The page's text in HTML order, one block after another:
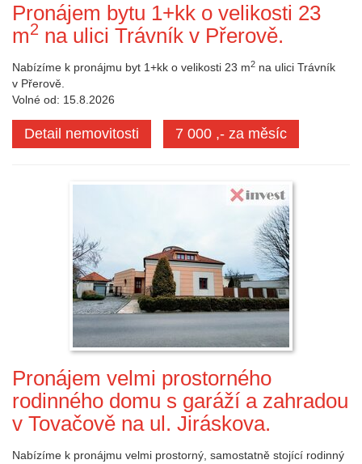
Pronájem bytu 1+kk o velikosti 23
m2 na ulici Trávník v Přerově.
Nabízíme k pronájmu byt 1+kk o velikosti 23 m2 na ulici Trávník
v Přerově.
Volné od: 15.8.2026
Detail nemovitosti 7 000 ,- za měsíc
Pronájem velmi prostorného
rodinného domu s garáží a zahradou
v Tovačově na ul. Jiráskova.
Nabízíme k pronájmu velmi prostorný, samostatně stojící rodinný